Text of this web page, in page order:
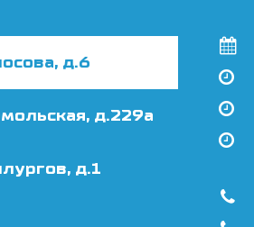
д.6
д.229а
д.1